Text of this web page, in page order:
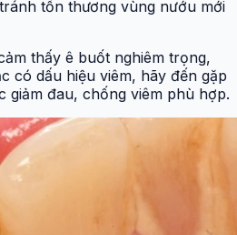
mẹo chữa trị khi bị ê
răng
bạn gặp tình trạng ê buốt nhẹ
trong 1–2 ngày đầu, bạn
một số mẹo chữa trị tại nhà
trạng này:
ấm: Nước muối giúp sát
nướu. Nên súc 2–3 lần/ngày,